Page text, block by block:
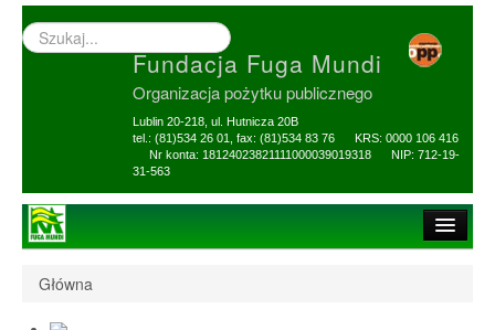
Wyszukiwarka
–
Fundacja Fuga Mundi
Organizacja pożytku publicznego
Lublin 20-218, ul. Hutnicza 20B
tel.: (81)534 26 01, fax: (81)534 83 76 KRS: 0000 106 416
Nr konta: 18124023821111000039019318 NIP: 712-19-
31-563
Główna